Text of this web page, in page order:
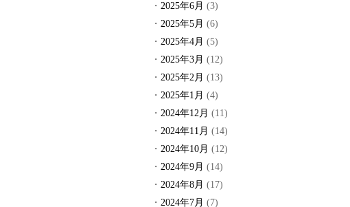
2025年6月 (3)
2025年5月 (6)
2025年4月 (5)
2025年3月 (12)
2025年2月 (13)
2025年1月 (4)
2024年12月 (11)
2024年11月 (14)
2024年10月 (12)
2024年9月 (14)
2024年8月 (17)
2024年7月 (7)